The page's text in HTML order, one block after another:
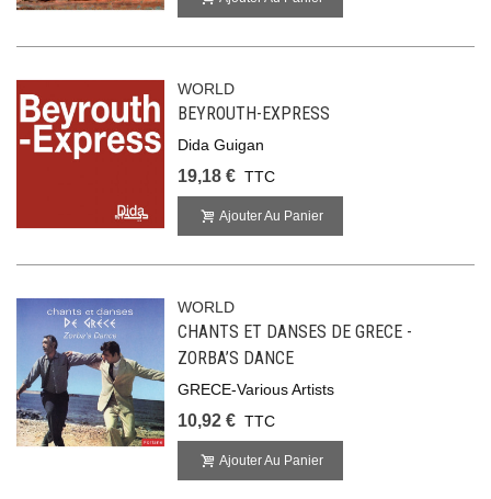
WORLD
BEYROUTH-EXPRESS
Dida Guigan
19,18 € TTC
Ajouter Au Panier
WORLD
CHANTS ET DANSES DE GRECE -
ZORBA’S DANCE
GRECE-Various Artists
10,92 € TTC
Ajouter Au Panier